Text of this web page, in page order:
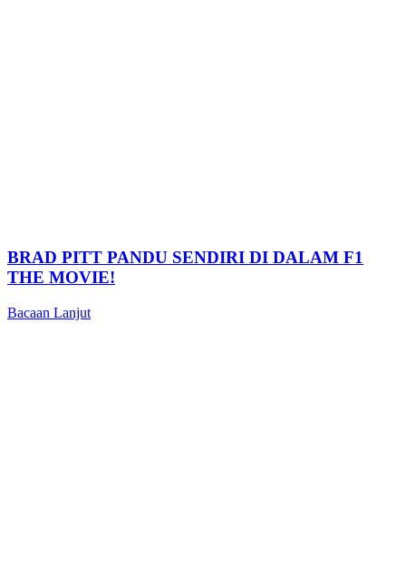
BRAD PITT PANDU SENDIRI DI DALAM F1
THE MOVIE!
Bacaan Lanjut